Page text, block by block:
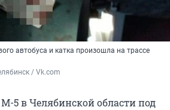
автобуса и катка произошла на трассе
/ Vk.com
5 в Челябинской области под